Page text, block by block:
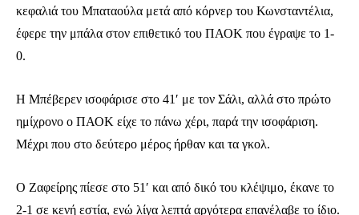
κεφαλιά του Μπαταούλα μετά από κόρνερ του Κωνσταντέλια,
έφερε την μπάλα στον επιθετικό του ΠΑΟΚ που έγραψε το 1-
0.
Η Μπέβερεν ισοφάρισε στο 41′ με τον Σάλι, αλλά στο πρώτο
ημίχρονο ο ΠΑΟΚ είχε το πάνω χέρι, παρά την ισοφάριση.
Μέχρι που στο δεύτερο μέρος ήρθαν και τα γκολ.
Ο Ζαφείρης πίεσε στο 51′ και από δικό του κλέψιμο, έκανε το
2-1 σε κενή εστία, ενώ λίγα λεπτά αργότερα επανέλαβε το ίδιο.